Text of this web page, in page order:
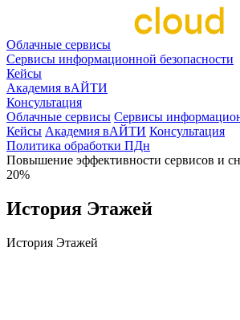
Облачные сервисы
Сервисы информационной безопасности
Кейсы
Академия вАЙТИ
Консультация
Облачные сервисы Сервисы
Кейсы Академия вАЙТИ Консультация
Политика обработки ПДн
Повышение эффективности сервисов и
20%
История Этажей
История Этажей